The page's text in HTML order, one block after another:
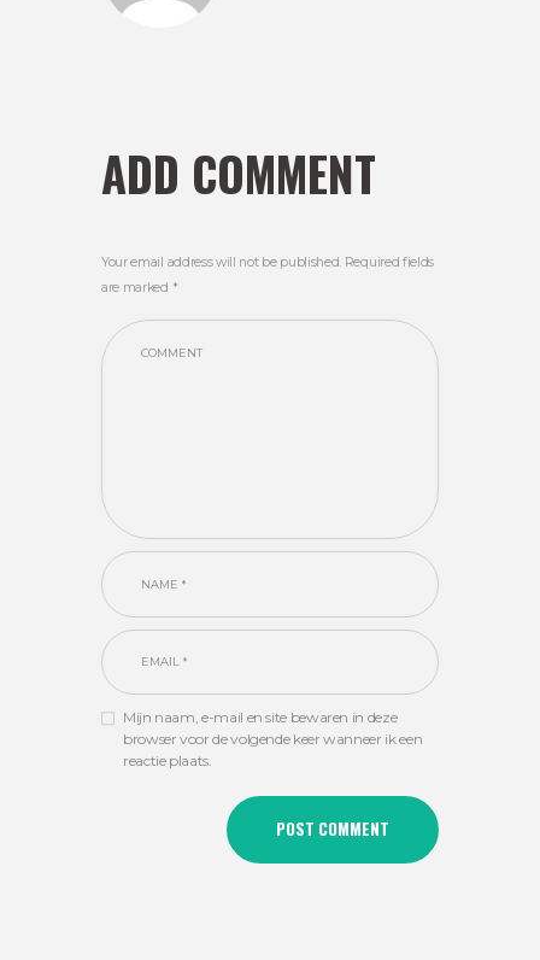
ADD COMMENT
Your email address will not be published. Required fields
are marked *
Mijn naam, e-mail en site bewaren in deze
browser voor de volgende keer wanneer ik een
reactie plaats.